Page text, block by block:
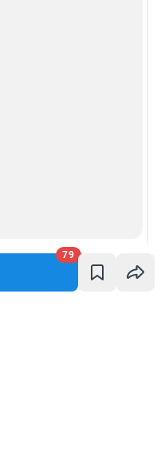
79